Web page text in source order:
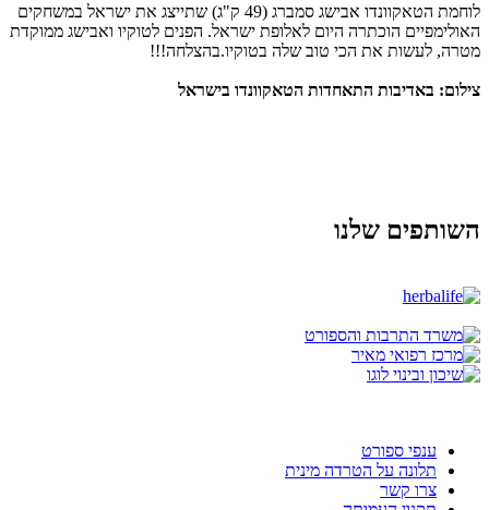
לוחמת הטאקוונדו אבישג סמברג (49 ק"ג) שתייצג את ישראל במשחקים
האולימפיים הוכתרה היום לאלופת ישראל. הפנים לטוקיו ואבישג ממוקדת
מטרה, לעשות את הכי טוב שלה בטוקיו.בהצלחה!!!
צילום: באדיבות התאחדות הטאקוונדו בישראל
השותפים שלנו
ענפי ספורט
תלונה על הטרדה מינית
צרו קשר